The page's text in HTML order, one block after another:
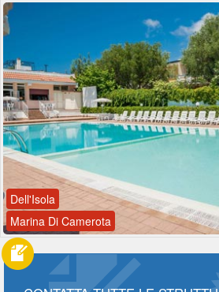
Dell'Isola
Marina Di Camerota